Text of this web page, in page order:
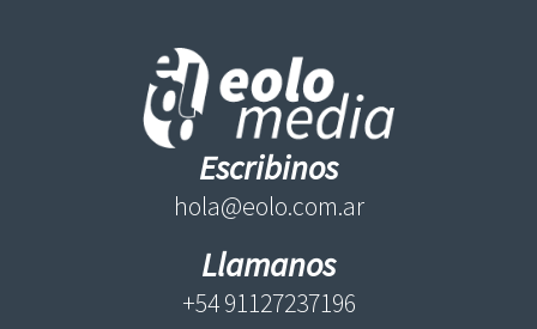
Escribinos
hola@eolo.com.ar
Llamanos
+54 91127237196